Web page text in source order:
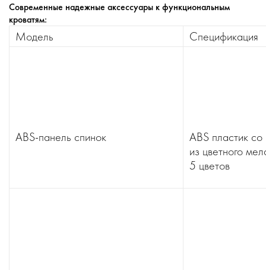
Современные надежные аксессуары к функциональным
кроватям:
Модель Спецификация
ABS-панель спинок
ABS пластик со
из цветного
5 цветов